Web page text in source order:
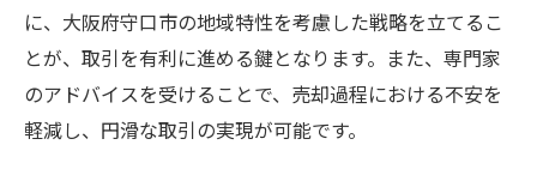
に、大阪府守口市の地域特性を考慮した戦略を立てるこ
とが、取引を有利に進める鍵となります。また、専門家
のアドバイスを受けることで、売却過程における不安を
軽減し、円滑な取引の実現が可能です。